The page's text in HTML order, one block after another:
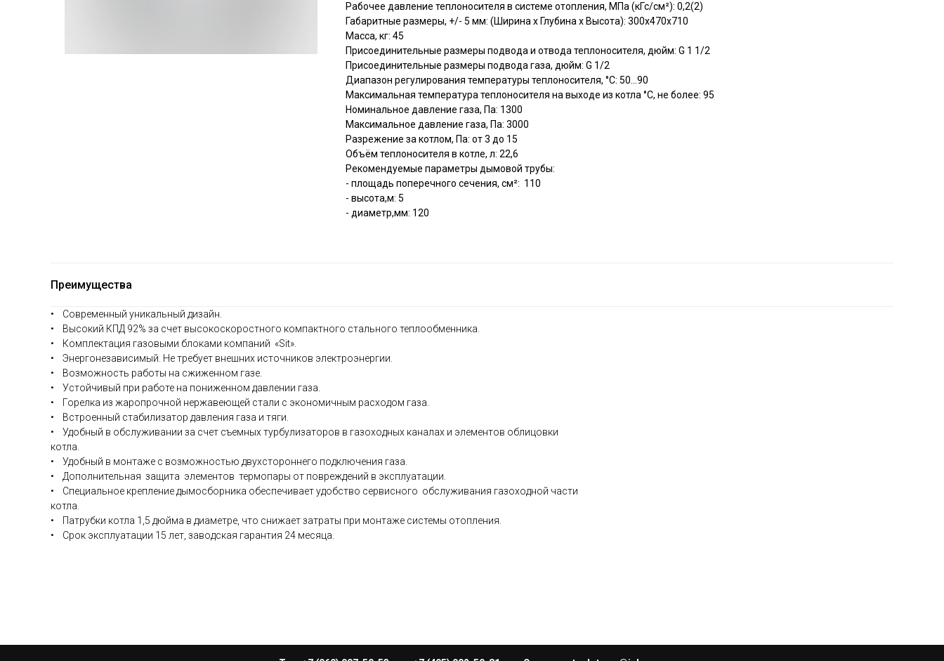
Рабочее давление теплоносителя в системе отопления, МПа (кГс/см²): 0,2(2)
Габаритные размеры, +/- 5 мм: (Ширина х Глубина х Высота): 300х470х710
Масса, кг: 45
Присоединительные размеры подвода и отвода теплоносителя, дюйм: G 1 1/2
Присоединительные размеры подвода газа, дюйм: G 1/2
Диапазон регулирования температуры теплоносителя, °C: 50...90
Максимальная температура теплоносителя на выходе из котла °C, не более: 95
Номинальное давление газа, Па: 1300
Максимальное давление газа, Па: 3000
Разрежение за котлом, Па: от 3 до 15
Объём теплоносителя в котле, л: 22,6
Рекомендуемые параметры дымовой трубы:
- площадь поперечного сечения, см²: 110
- высота,м: 5
- диаметр,мм: 120
Преимущества
• Современный уникальный дизайн.
• Высокий КПД 92% за счет высокоскоростного компактного стального теплообменника.
• Комплектация газовыми блоками компаний «Sit».
• Энергонезависимый. Не требует внешних источников электроэнергии.
• Возможность работы на сжиженном газе.
• Устойчивый при работе на пониженном давлении газа.
• Горелка из жаропрочной нержавеющей стали с экономичным расходом газа.
• Встроенный стабилизатор давления газа и тяги.
• Удобный в обслуживании за счет съемных турбулизаторов в газоходных каналах и элементов облицовки
котла.
• Удобный в монтаже с возможностью двухстороннего подключения газа.
• Дополнительная защита элементов термопары от повреждений в эксплуатации.
• Специальное крепление дымосборника обеспечивает удобство сервисного обслуживания газоходной части
котла.
• Патрубки котла 1,5 дюйма в диаметре, что снижает затраты при монтаже системы отопления.
• Срок эксплуатации 15 лет, заводская гарантия 24 месяца.